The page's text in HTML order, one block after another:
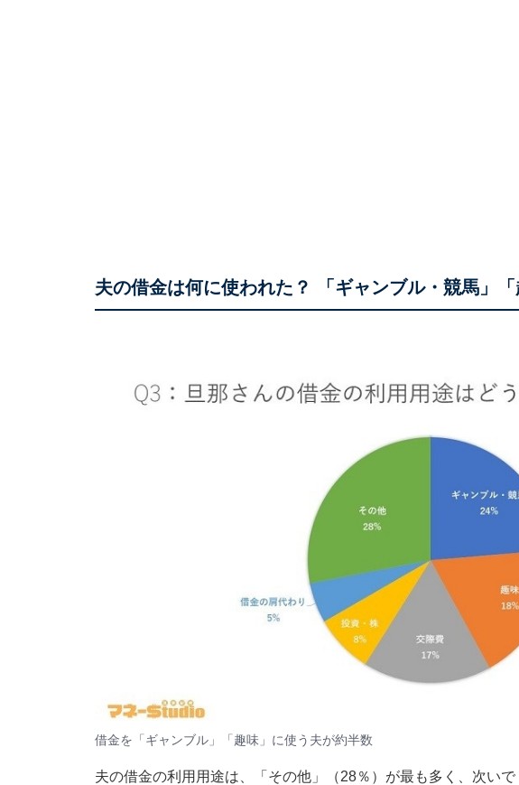
夫の借金は何に使われた？ 「ギャンブル・競馬」「
借金を「ギャンブル」「趣味」に使う夫が約半数
夫の借金の利用用途は、「その他」（28％）が最も多く、次い